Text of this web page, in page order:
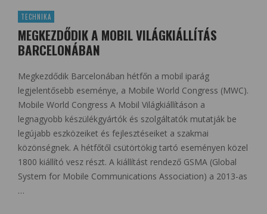
TECHNIKA
MEGKEZDŐDIK A MOBIL VILÁGKIÁLLÍTÁS
BARCELONÁBAN
Megkezdődik Barcelonában hétfőn a mobil iparág
legjelentősebb eseménye, a Mobile World Congress (MWC).
Mobile World Congress A Mobil Világkiállításon a
legnagyobb készülékgyártók és szolgáltatók mutatják be
legújabb eszközeiket és fejlesztéseiket a szakmai
közönségnek. A hétfőtől csütörtökig tartó eseményen közel
1800 kiállító vesz részt. A kiállítást rendező GSMA (Global
System for Mobile Communications Association) a 2013-as
…